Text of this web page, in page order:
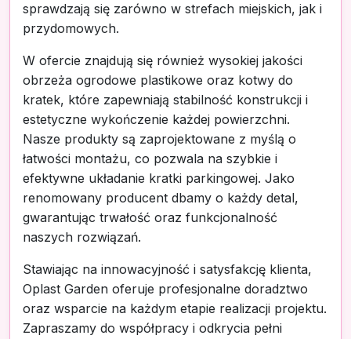
sprawdzają się zarówno w strefach miejskich, jak i
przydomowych.
W ofercie znajdują się również wysokiej jakości
obrzeża ogrodowe plastikowe oraz kotwy do
kratek, które zapewniają stabilność konstrukcji i
estetyczne wykończenie każdej powierzchni.
Nasze produkty są zaprojektowane z myślą o
łatwości montażu, co pozwala na szybkie i
efektywne układanie kratki parkingowej. Jako
renomowany producent dbamy o każdy detal,
gwarantując trwałość oraz funkcjonalność
naszych rozwiązań.
Stawiając na innowacyjność i satysfakcję klienta,
Oplast Garden oferuje profesjonalne doradztwo
oraz wsparcie na każdym etapie realizacji projektu.
Zapraszamy do współpracy i odkrycia pełni